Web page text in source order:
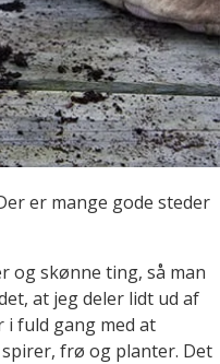
er mange gode steder
og skønne ting, så man
at jeg deler lidt ud af
i fuld gang med at
frø og planter. Det